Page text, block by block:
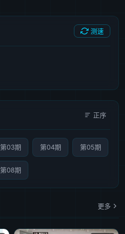
测速
正序
第03期 第04期 第05期
第08期
更多